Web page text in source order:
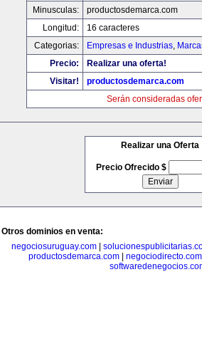
Minusculas:
productosdemarca.com
Longitud:
16 caracteres
Categorias:
Empresas e Industrias,
Precio:
Realizar una oferta!
Visitar!
productosdemarca.com
Serán consideradas
Realizar una Oferta
Precio Ofrecido $
Otros dominios en venta:
negociosuruguay.com
productosdemarca.com| negociodirecto.com